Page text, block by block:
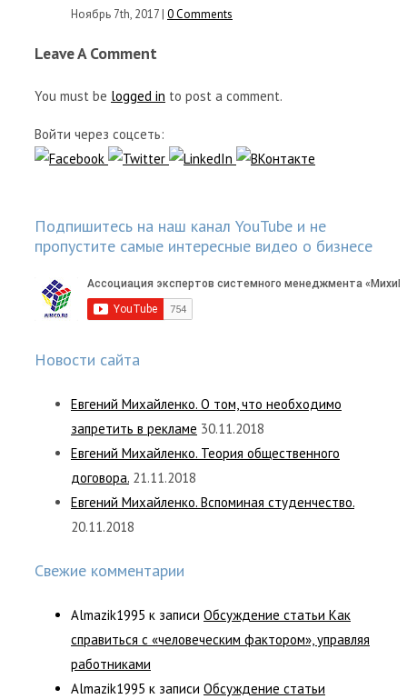
Ноябрь 7th, 2017 | 0 Comments
Leave A Comment
You must be logged in to post a comment.
Войти через соцсеть:
Подпишитесь на наш канал YouTube и не
пропустите самые интересные видео о бизнесе
Новости сайта
Евгений Михайленко. О том, что необходимо
запретить в рекламе 30.11.2018
Евгений Михайленко. Теория общественного
договора. 21.11.2018
Евгений Михайленко. Вспоминая студенчество.
20.11.2018
Свежие комментарии
Almazik1995 к записи Обсуждение статьи Как
справиться с «человеческим фактором», управляя
работниками
Almazik1995 к записи Обсуждение статьи